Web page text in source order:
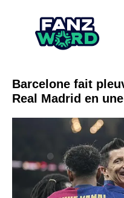
Barcelone fait
Real Madrid en